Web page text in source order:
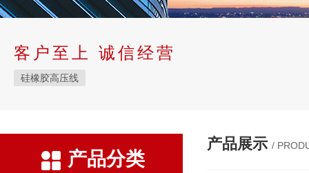
客户至上 诚信经营
硅橡胶高压线
产品分类
产品展示 /